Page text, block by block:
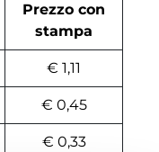
Prezzo con
stampa
€ 1,11
€ 0,45
€ 0,33